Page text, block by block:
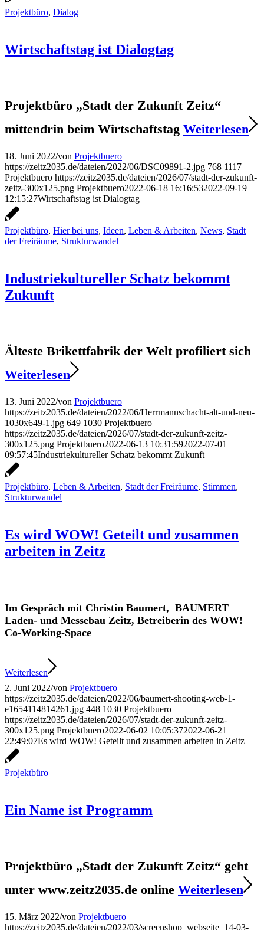
Projektbüro, Dialog
Wirtschaftstag ist Dialogtag
Projektbüro „Stadt der Zukunft Zeitz“
mittendrin beim Wirtschaftstag Weiterlesen
18. Juni 2022/von Projektbuero
https://zeitz2035.de/dateien/2022/06/DSC09891-2.jpg 768 1117
Projektbuero https://zeitz2035.de/dateien/2026/07/stadt-der-zukunft-
zeitz-300x125.png Projektbuero2022-06-18 16:16:532022-09-19
12:15:27Wirtschaftstag ist Dialogtag
Projektbüro, Hier bei uns, Ideen, Leben & Arbeiten, News, Stadt
der Freiräume, Strukturwandel
Industriekultureller Schatz bekommt
Zukunft
Älteste Brikettfabrik der Welt profiliert sich
Weiterlesen
13. Juni 2022/von Projektbuero
https://zeitz2035.de/dateien/2022/06/Herrmannschacht-alt-und-neu-
1030x649-1.jpg 649 1030 Projektbuero
https://zeitz2035.de/dateien/2026/07/stadt-der-zukunft-zeitz-
300x125.png Projektbuero2022-06-13 10:31:592022-07-01
09:57:45Industriekultureller Schatz bekommt Zukunft
Projektbüro, Leben & Arbeiten, Stadt der Freiräume, Stimmen,
Strukturwandel
Es wird WOW! Geteilt und zusammen
arbeiten in Zeitz
Im Gespräch mit Christin Baumert, BAUMERT
Laden- und Messebau Zeitz, Betreiberin des WOW!
Co-Working-Space
Weiterlesen
2. Juni 2022/von Projektbuero
https://zeitz2035.de/dateien/2022/06/baumert-shooting-web-1-
e1654114814261.jpg 448 1030 Projektbuero
https://zeitz2035.de/dateien/2026/07/stadt-der-zukunft-zeitz-
300x125.png Projektbuero2022-06-02 10:05:372022-06-21
22:49:07Es wird WOW! Geteilt und zusammen arbeiten in Zeitz
Projektbüro
Ein Name ist Programm
Projektbüro „Stadt der Zukunft Zeitz“ geht
unter www.zeitz2035.de online Weiterlesen
15. März 2022/von Projektbuero
https://zeitz2035.de/dateien/2022/03/screenshop_webseite_14-03-